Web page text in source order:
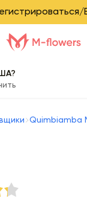
Quimbiamba